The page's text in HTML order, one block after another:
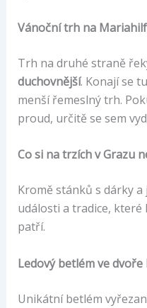
Vánoční trh na
Trh na druhé straně
duchovnější. Konají se
menší řemeslný trh.
proud, určitě se sem
Co si na trzích v Grazu
Kromě stánků s dárky
události a tradice, které
patří.
Ledový betlém ve
Unikátní betlém